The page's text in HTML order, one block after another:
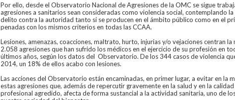
Por ello, desde el Observatorio Nacional de Agresiones de la OMC se sigue
agresiones a sanitarios sean consideradas como violencia social, contemplando
delito contra la autoridad tanto si se producen en el ámbito público como en el
penadas con los mismos criterios en todas las CCAA.
Lesiones, amenazas, coacciones, maltrato, hurto, injurias y/o vejaciones centran
2.058 agresiones que han sufrido los médicos en el ejercicio de su profesión en
últimos años, según los datos del Observatorio. De los 344 casos de violencia
2014, un 18% de ellos acabo con lesiones.
Las acciones del Observatorio están encaminadas, en primer lugar, a evitar en la
estas agresiones que, además de repercutir gravemente en la salud y en la
profesional agredido, afecta de forma sustancial a la actividad sanitaria, uno de